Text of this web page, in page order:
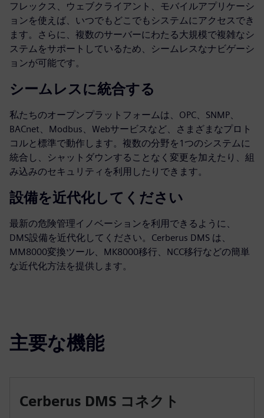
フレックス、ウェブクライアント、モバイルアプリケーシ
ョンを使えば、いつでもどこでもシステムにアクセスでき
ます。さらに、複数のサーバーにわたる大規模で複雑なシ
ステムをサポートしているため、シームレスなナビゲーシ
ョンが可能です。
シームレスに統合する
私たちのオープンプラットフォームは、OPC、SNMP、
BACnet、Modbus、Webサービスなど、さまざまなプロト
コルと標準で動作します。複数の分野を1つのシステムに
統合し、シャットダウンすることなく変更を加えたり、組
み込みのセキュリティを利用したりできます。
設備を近代化してください
最新の危険管理イノベーションを利用できるように、
DMS設備を近代化してください。Cerberus DMS は、
MM8000変換ツール、MK8000移行、NCC移行などの簡単
な近代化方法を提供します。
主要な機能
Cerberus DMS コネクト